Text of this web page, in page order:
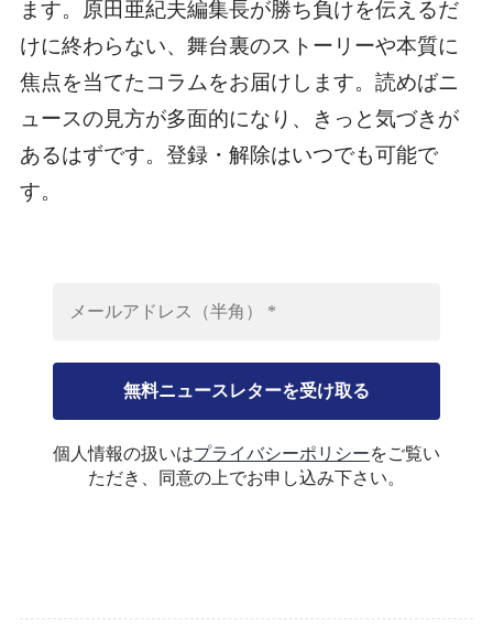
ます。原田亜紀夫編集長が勝ち負けを伝えるだ
けに終わらない、舞台裏のストーリーや本質に
焦点を当てたコラムをお届けします。読めばニ
ュースの見方が多面的になり、きっと気づきが
あるはずです。登録・解除はいつでも可能で
す。
個人情報の扱いはプライバシーポリシーをご覧い
ただき、同意の上でお申し込み下さい。